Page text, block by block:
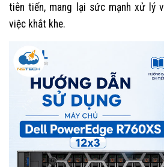
tiên tiến, mang lại sức mạnh xử lý
việc khắt khe.